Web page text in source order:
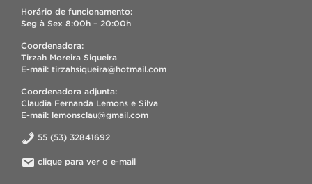
Horário de funcionamento:
Seg à Sex 8:00h – 20:00h
Coordenadora:
Tirzah Moreira Siqueira
E-mail: tirzahsiqueira@hotmail.com
Coordenadora adjunta:
Claudia Fernanda Lemons e Silva
E-mail: lemonsclau@gmail.com
55 (53) 32841692
clique para ver o e-mail